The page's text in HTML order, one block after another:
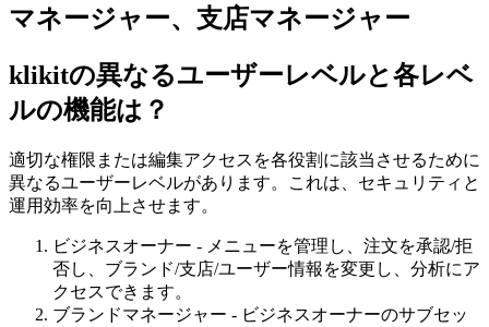
マネージャー、支店マネージャー
klikitの異なるユーザーレベルと各レベ
ルの機能は？
適切な権限または編集アクセスを各役割に該当させるために
異なるユーザーレベルがあります。これは、セキュリティと
運用効率を向上させます。
ビジネスオーナー - メニューを管理し、注文を承認/拒
否し、ブランド/支店/ユーザー情報を変更し、分析にア
クセスできます。
ブランドマネージャー - ビジネスオーナーのサブセッ